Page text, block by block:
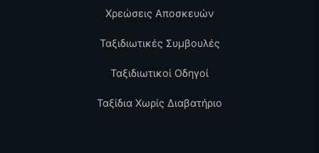
Χρεώσεις Αποσκευών
Ταξιδιωτικές Συμβουλές
Ταξιδιωτικοί Οδηγοί
Ταξίδια Χωρίς Διαβατήριο